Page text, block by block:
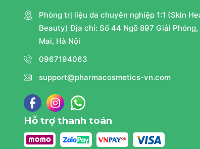
Phòng trị liệu da chuyên nghiệp 1:1 (Skin
Beauty) Địa chỉ: Số 44 Ngõ 897 Giải Phóng,
Mai, Hà Nội
0967194063
support@pharmacosmetics-vn.com
Hỗ trợ thanh toán